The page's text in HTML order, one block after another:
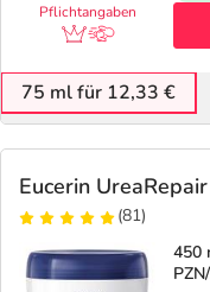
Pflichtangaben
75 ml für 12,33 €
Eucerin
(81)
450